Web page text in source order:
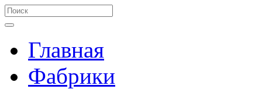
Главная
Фабрики